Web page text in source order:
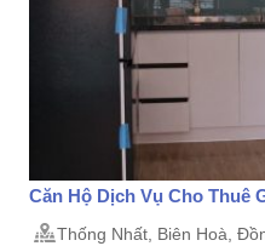
Căn Hộ Dịch Vụ Cho Thuê
Thống Nhất, Biên Hoà,